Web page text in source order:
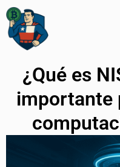
¿Qué es
importante